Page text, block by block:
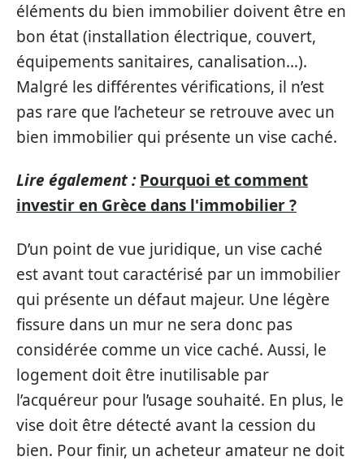
éléments du bien immobilier doivent être en
bon état (installation électrique, couvert,
équipements sanitaires, canalisation…).
Malgré les différentes vérifications, il n’est
pas rare que l’acheteur se retrouve avec un
bien immobilier qui présente un vise caché.
Lire également : Pourquoi et comment
investir en Grèce dans l'immobilier ?
D’un point de vue juridique, un vise caché
est avant tout caractérisé par un immobilier
qui présente un défaut majeur. Une légère
fissure dans un mur ne sera donc pas
considérée comme un vice caché. Aussi, le
logement doit être inutilisable par
l’acquéreur pour l’usage souhaité. En plus, le
vise doit être détecté avant la cession du
bien. Pour finir, un acheteur amateur ne doit